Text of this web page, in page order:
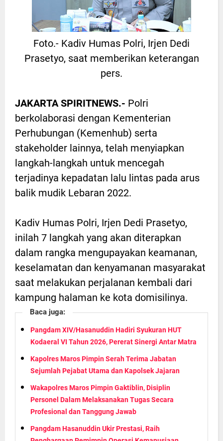
Foto.- Kadiv Humas Polri, Irjen Dedi
Prasetyo, saat memberikan keterangan
pers.
JAKARTA SPIRITNEWS.- Polri
berkolaborasi dengan Kementerian
Perhubungan (Kemenhub) serta
stakeholder lainnya, telah menyiapkan
langkah-langkah untuk mencegah
terjadinya kepadatan lalu lintas pada arus
balik mudik Lebaran 2022.
Kadiv Humas Polri, Irjen Dedi Prasetyo,
inilah 7 langkah yang akan diterapkan
dalam rangka mengupayakan keamanan,
keselamatan dan kenyamanan masyarakat
saat melakukan perjalanan kembali dari
kampung halaman ke kota domisilinya.
Baca juga:
Pangdam XIV/Hasanuddin Hadiri Syukuran HUT
Kodaeral VI Tahun 2026, Pererat Sinergi Antar Matra
Kapolres Maros Pimpin Serah Terima Jabatan
Sejumlah Pejabat Utama dan Kapolsek Jajaran
Wakapolres Maros Pimpin Gaktiblin, Disiplin
Personel Dalam Melaksanakan Tugas Secara
Profesional dan Tanggung Jawab
Pangdam Hasanuddin Ukir Prestasi, Raih